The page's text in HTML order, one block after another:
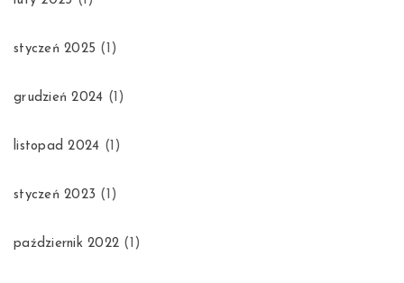
styczeń 2025 (1)
grudzień 2024 (1)
listopad 2024 (1)
styczeń 2023 (1)
październik 2022 (1)